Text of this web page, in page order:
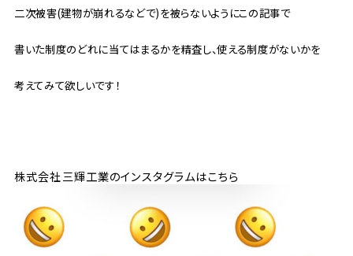
二次被害(建物が崩れるなどで)を被らないようにこの記事で
書いた制度のどれに当てはまるかを精査し、使える制度がないかを
考えてみて欲しいです！
株式会社三輝工業のインスタグラムはこちら